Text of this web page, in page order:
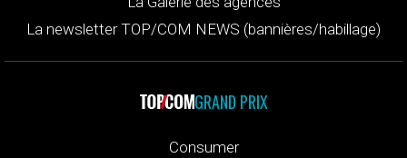
La newsletter TOP/COM NEWS (bannières/habillage)
GRAND PRIX
Consumer